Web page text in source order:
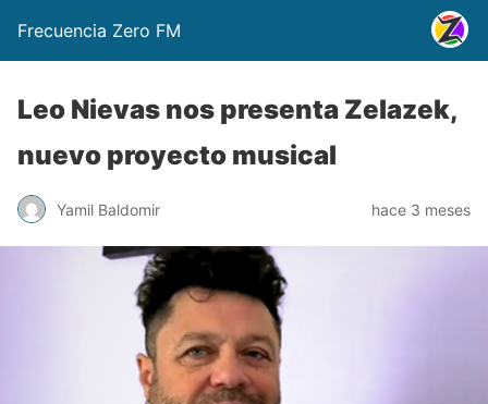
Frecuencia Zero FM
Leo Nievas nos presenta Zelazek,
nuevo proyecto musical
Yamil Baldomir hace 3 meses